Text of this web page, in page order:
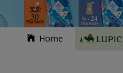
Home